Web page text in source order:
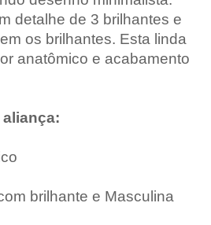
detalhe de 3 brilhantes e
os brilhantes. Esta linda
anatômico e acabamento
brilhante e Masculina